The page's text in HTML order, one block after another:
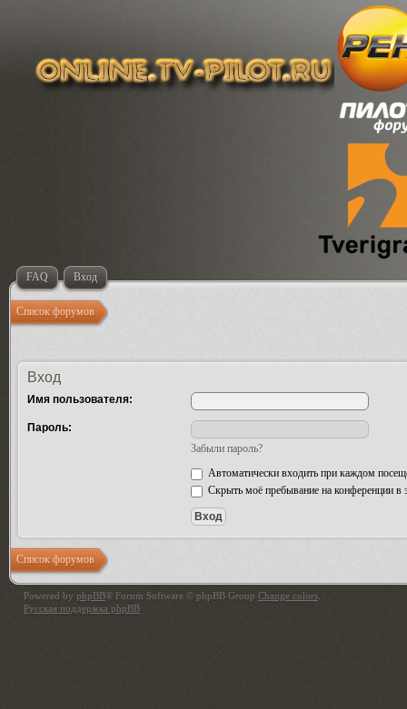
FAQ Вход
Список форумов
Вход
Имя пользователя:
Пароль:
Забыли пароль?
Автоматически входить при каждом
Скрыть моё пребывание на конференции в
Список форумов
Powered by phpBB® Forum Software © phpBB Group Change colors
Русская поддержка phpBB